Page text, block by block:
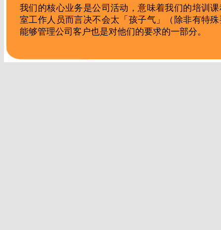
我们的核心业务是公司活动，意味着我们的培训
室工作人员而言决不会太「孩子气」（除非有特
能够管理公司客户也是对他们的要求的一部分。